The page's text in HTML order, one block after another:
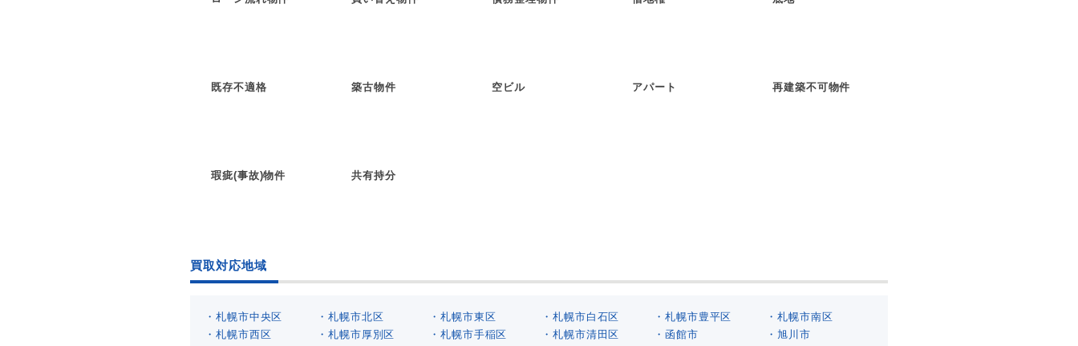
既存不適格 築古物件 空ビル アパート 再建築不可物件
瑕疵(事故)物件 共有持分
買取対応地域
・札幌市中央区 ・札幌市北区 ・札幌市東区 ・札幌市白石区 ・札幌市豊平区
・札幌市南区
・札幌市西区
・札幌市厚別区 ・札幌市手稲区 ・札幌市清田区 ・函館市 ・旭川市